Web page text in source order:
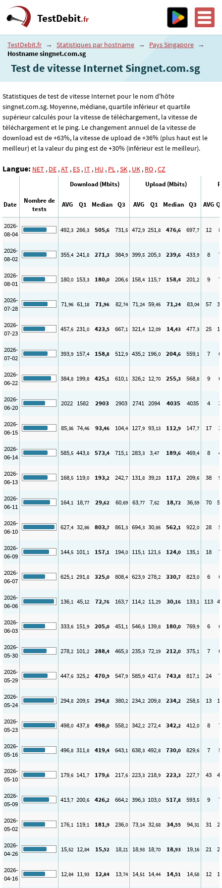
TestDebit.fr
TestDebit.fr → Statistiques par hostname → Pays Singapore →
Hostname singnet.com.sg
Test de vitesse Internet Singnet.com.sg
Statistiques de test de vitesse Internet pour le nom d'hôte
singnet.com.sg. Moyenne, médiane, quartile inférieur et quartile
supérieur calculés pour la vitesse de téléchargement, la vitesse de
téléchargement et le ping. Le changement annuel de la vitesse de
download est de +63%, la vitesse de upload de +36% (plus haut est le
meilleur) et la valeur du ping est de +30% (inférieur est le meilleur).
Langue: NET , DE ,AT , ES , IT , HU , PL ,SK , UK , RO ,CZ
Download (Mbits) Upload (Mbits)
Date
Nombre de
tests
AVG Q1 Median Q3 AVG Q1 Median Q3 AVG
2026-
08-04
492,3 266,3 505,6 731,5 472,9 251,8 476,6 697,7 12 8
2026-
08-02
355,4 241,8 271,3 384,9 399,5 205,3 239,6 433,9 8 7
2026-
08-01
180,0 153,3 180,0 206,6 158,4 115,7 158,4 201,2 9 7
2026-
07-28
71,96 61,18 71,96 82,74 71,24 59,45 71,24 83,04 57
2026-
07-23
457,6 231,0 423,5 667,1 321,4 12,09 14,43 477,3 25
2026-
07-02
393,9 157,4 158,8 512,9 435,2 196,0 204,6 559,1 7 6
2026-
06-22
384,8 199,8 425,1 610,1 326,2 12,70 255,3 568,8 9 6
2026-
06-20
2022 1582 2903 2903 2741 2094 4035 4035 4 3
2026-
06-15
85,36 74,46 93,46 104,4 127,9 93,13 112,9 147,7 17 3
2026-
06-14
585,5 443,8 573,4 715,1 283,3 3,47 189,6 469,4 8 4
2026-
06-13
168,5 119,0 193,2 242,7 131,8 39,23 117,1 209,6 38 9
2026-
06-11
164,1 18,77 29,62 60,69 63,77 7,62 18,72 36,59 70
2026-
06-10
627,4 32,86 803,7 861,3 694,3 30,85 562,1 922,0 28 5
2026-
06-09
144,5 101,1 157,1 194,0 115,1 121,5 124,0 135,1 18 7
2026-
06-07
625,1 291,8 325,0 808,4 623,9 278,2 330,7 823,0 6 6
2026-
06-06
136,1 45,12 72,76 163,7 114,2 11,29 30,16 133,1 113
2026-
06-03
333,6 151,9 205,0 451,1 546,5 139,8 180,0 769,9 6 6
2026-
05-30
278,2 101,2 288,4 465,3 235,3 72,19 212,0 375,1 7 6
2026-
05-29
447,6 325,2 470,9 547,9 585,9 417,6 743,8 817,1 24 7
2026-
05-24
294,8 209,5 294,8 380,2 234,2 209,8 234,2 258,5 13
2026-
05-23
498,0 437,8 498,0 558,2 342,2 272,4 342,2 412,0 8 7
2026-
05-16
496,8 311,8 419,4 643,1 638,3 492,8 730,0 829,6 7 5
2026-
05-10
179,6 141,7 179,6 217,6 223,3 218,9 223,3 227,7 43
2026-
05-09
413,7 200,6 426,2 664,2 396,3 103,0 517,8 593,5 9 7
2026-
05-02
176,1 119,1 181,9 236,0 73,14 32,68 34,55 94,31 31
2026-
04-26
15,52 12,84 15,52 18,21 18,93 18,70 18,93 19,16 21
2026-
04-16
12,84 11,93 12,84 13,74 14,51 14,44 14,51 14,58 12